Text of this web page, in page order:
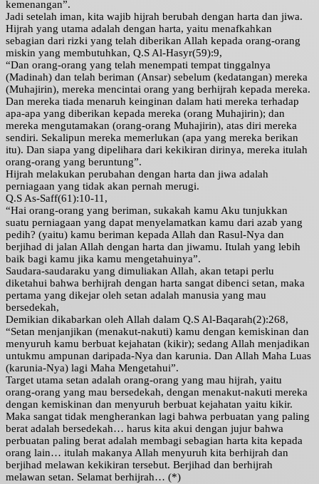
kemenangan”.
Jadi setelah iman, kita wajib hijrah berubah dengan harta dan jiwa.
Hijrah yang utama adalah dengan harta, yaitu menafkahkan
sebagian dari rizki yang telah diberikan Allah kepada orang-orang
miskin yang membutuhkan, Q.S Al-Hasyr(59):9,
“Dan orang-orang yang telah menempati tempat tinggalnya
(Madinah) dan telah beriman (Ansar) sebelum (kedatangan) mereka
(Muhajirin), mereka mencintai orang yang berhijrah kepada mereka.
Dan mereka tiada menaruh keinginan dalam hati mereka terhadap
apa-apa yang diberikan kepada mereka (orang Muhajirin); dan
mereka mengutamakan (orang-orang Muhajirin), atas diri mereka
sendiri. Sekalipun mereka memerlukan (apa yang mereka berikan
itu). Dan siapa yang dipelihara dari kekikiran dirinya, mereka itulah
orang-orang yang beruntung”.
Hijrah melakukan perubahan dengan harta dan jiwa adalah
perniagaan yang tidak akan pernah merugi.
Q.S As-Saff(61):10-11,
“Hai orang-orang yang beriman, sukakah kamu Aku tunjukkan
suatu perniagaan yang dapat menyelamatkan kamu dari azab yang
pedih? (yaitu) kamu beriman kepada Allah dan Rasul-Nya dan
berjihad di jalan Allah dengan harta dan jiwamu. Itulah yang lebih
baik bagi kamu jika kamu mengetahuinya”.
Saudara-saudaraku yang dimuliakan Allah, akan tetapi perlu
diketahui bahwa berhijrah dengan harta sangat dibenci setan, maka
pertama yang dikejar oleh setan adalah manusia yang mau
bersedekah,
Demikian dikabarkan oleh Allah dalam Q.S Al-Baqarah(2):268,
“Setan menjanjikan (menakut-nakuti) kamu dengan kemiskinan dan
menyuruh kamu berbuat kejahatan (kikir); sedang Allah menjadikan
untukmu ampunan daripada-Nya dan karunia. Dan Allah Maha Luas
(karunia-Nya) lagi Maha Mengetahui”.
Target utama setan adalah orang-orang yang mau hijrah, yaitu
orang-orang yang mau bersedekah, dengan menakut-nakuti mereka
dengan kemiskinan dan menyuruh berbuat kejahatan yaitu kikir.
Maka sangat tidak mengherankan lagi bahwa perbuatan yang paling
berat adalah bersedekah… harus kita akui dengan jujur bahwa
perbuatan paling berat adalah membagi sebagian harta kita kepada
orang lain… itulah makanya Allah menyuruh kita berhijrah dan
berjihad melawan kekikiran tersebut. Berjihad dan berhijrah
melawan setan. Selamat berhijrah… (*)